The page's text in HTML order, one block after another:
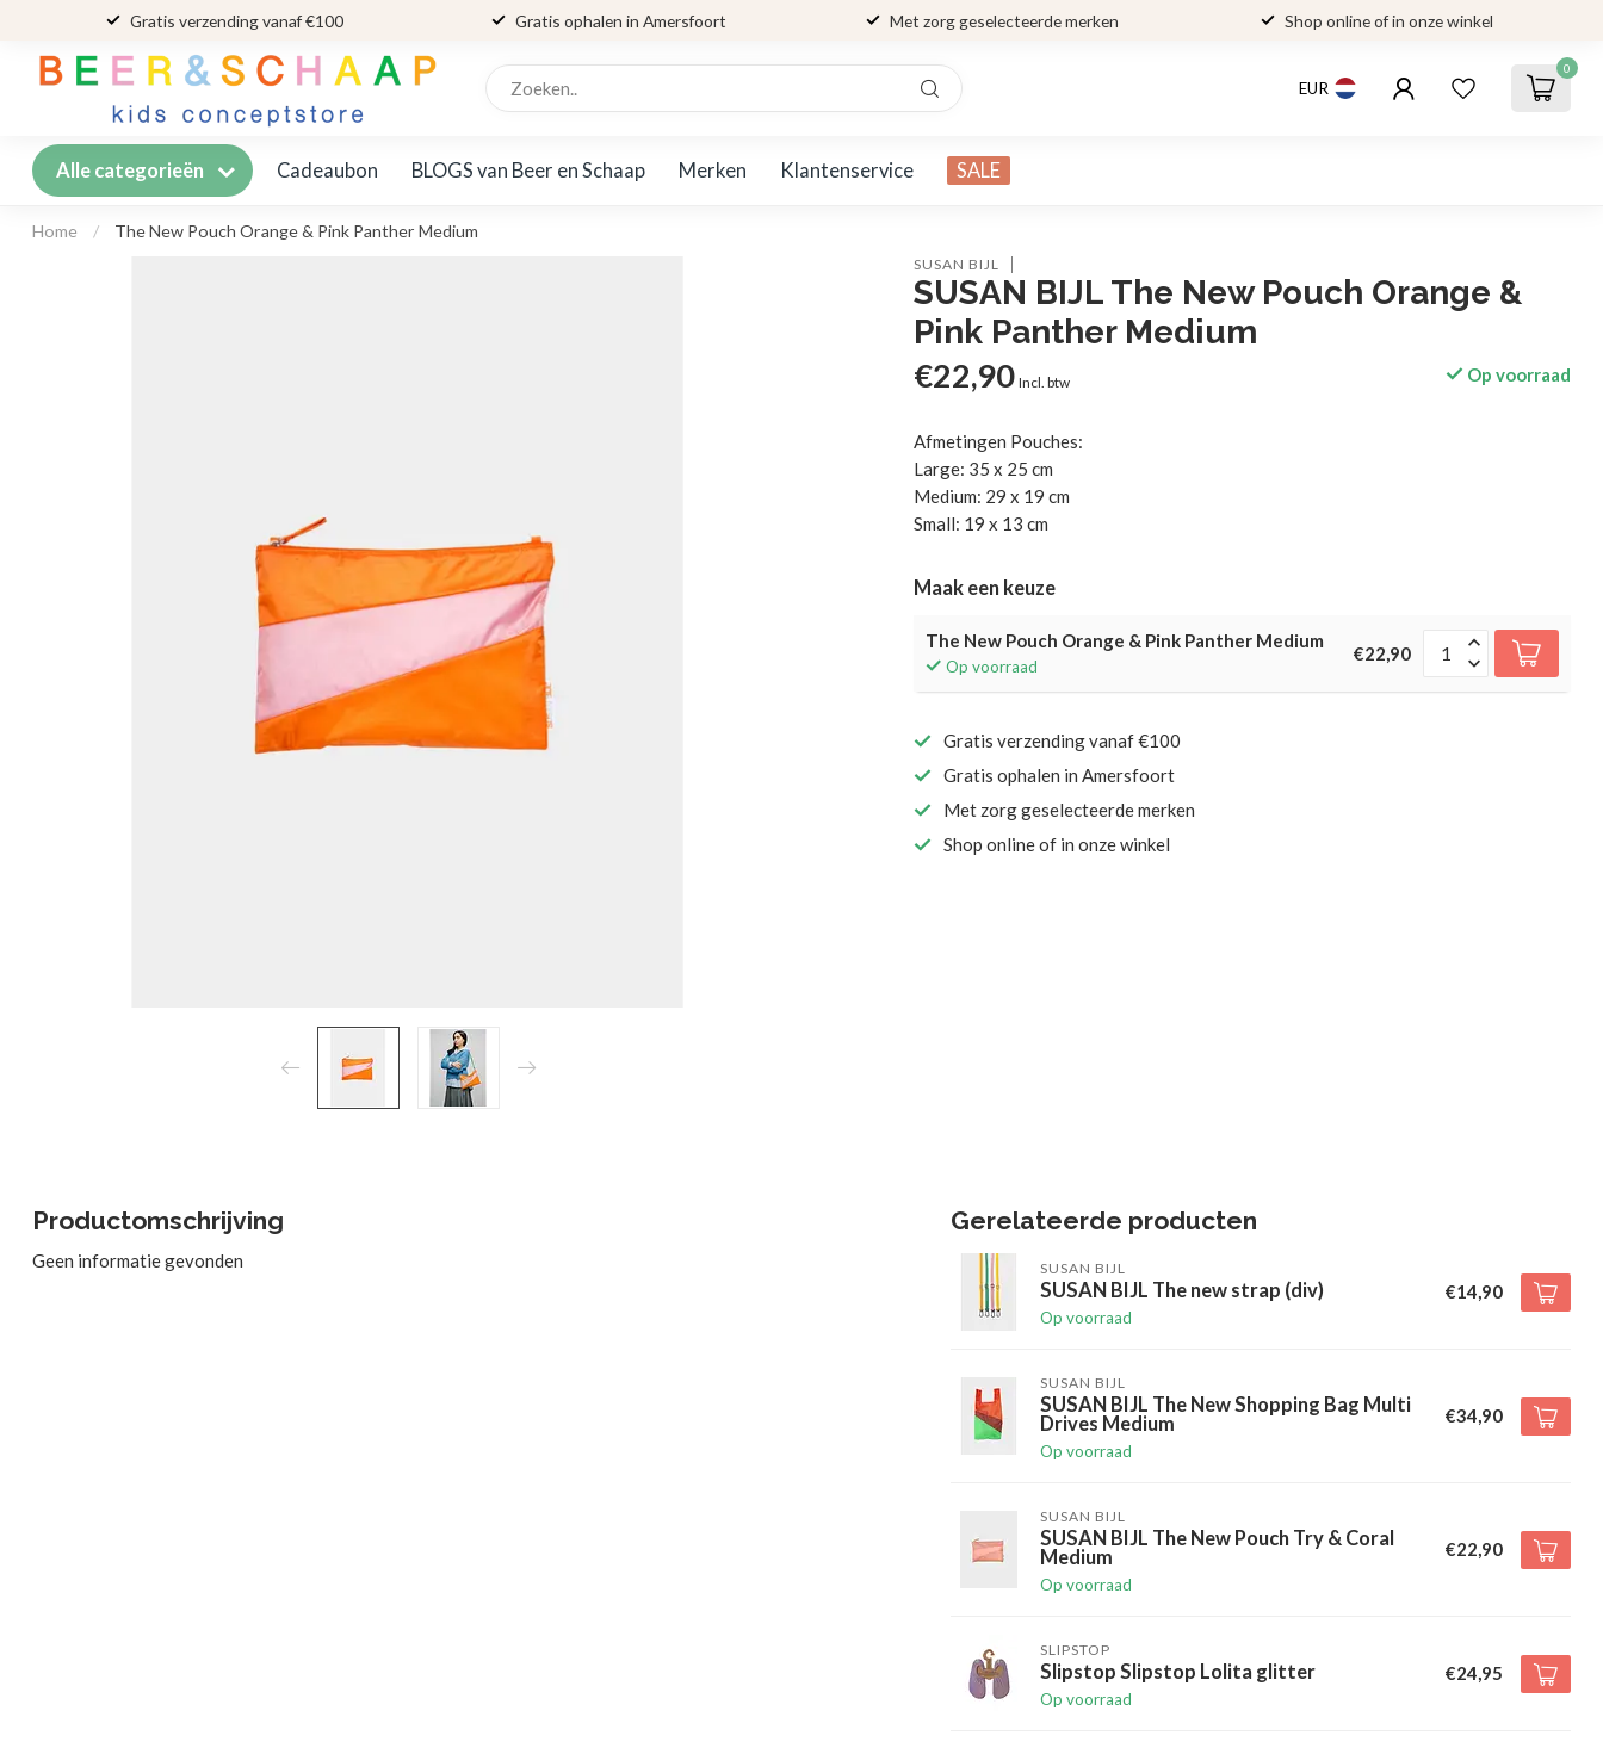
Gratis verzending vanaf €100 Gratis ophalen in Amersfoort Met zorg geselecteerde merken Shop online of in onze winkel
EUR
0
Alle categorieën Cadeaubon BLOGS van Beer en Schaap Merken Klantenservice SALE
Home / The New Pouch Orange & Pink Panther Medium
SUSAN BIJL
SUSAN BIJL The New Pouch Orange &
Pink Panther Medium
€22,90 Incl. btw Op voorraad
Afmetingen Pouches:
Large: 35 x 25 cm
Medium: 29 x 19 cm
Small: 19 x 13 cm
Maak een keuze
The New Pouch Orange & Pink Panther Medium
Op voorraad
€22,90
Gratis verzending vanaf €100
Gratis ophalen in Amersfoort
Met zorg geselecteerde merken
Shop online of in onze winkel
Productomschrijving
Geen informatie gevonden
Gerelateerde producten
SUSAN BIJL
SUSAN BIJL The new strap (div)
Op voorraad
€14,90
SUSAN BIJL
SUSAN BIJL The New Shopping Bag Multi
Drives Medium
Op voorraad
€34,90
SUSAN BIJL
SUSAN BIJL The New Pouch Try & Coral
Medium
Op voorraad
€22,90
SLIPSTOP
Slipstop Slipstop Lolita glitter
Op voorraad
€24,95